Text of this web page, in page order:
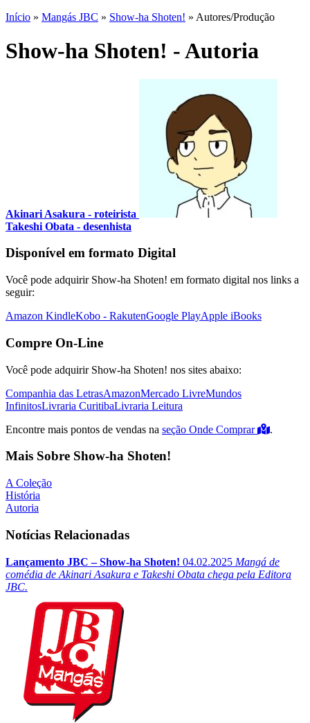
Início » Mangás JBC » Show-ha Shoten! » Autores/Produção
Show-ha Shoten! - Autoria
Akinari Asakura - roteirista
Takeshi Obata - desenhista
Disponível em formato Digital
Você pode adquirir Show-ha Shoten! em formato digital nos links a
seguir:
Amazon KindleKobo - RakutenGoogle PlayApple iBooks
Compre On-Line
Você pode adquirir Show-ha Shoten! nos sites abaixo:
Companhia das LetrasAmazonMercado LivreMundos
InfinitosLivraria CuritibaLivraria Leitura
Encontre mais pontos de vendas na seção Onde Comprar .
Mais Sobre Show-ha Shoten!
A Coleção
História
Autoria
Notícias Relacionadas
Lançamento JBC – Show-ha Shoten! 04.02.2025 Mangá de
comédia de Akinari Asakura e Takeshi Obata chega pela Editora
JBC.